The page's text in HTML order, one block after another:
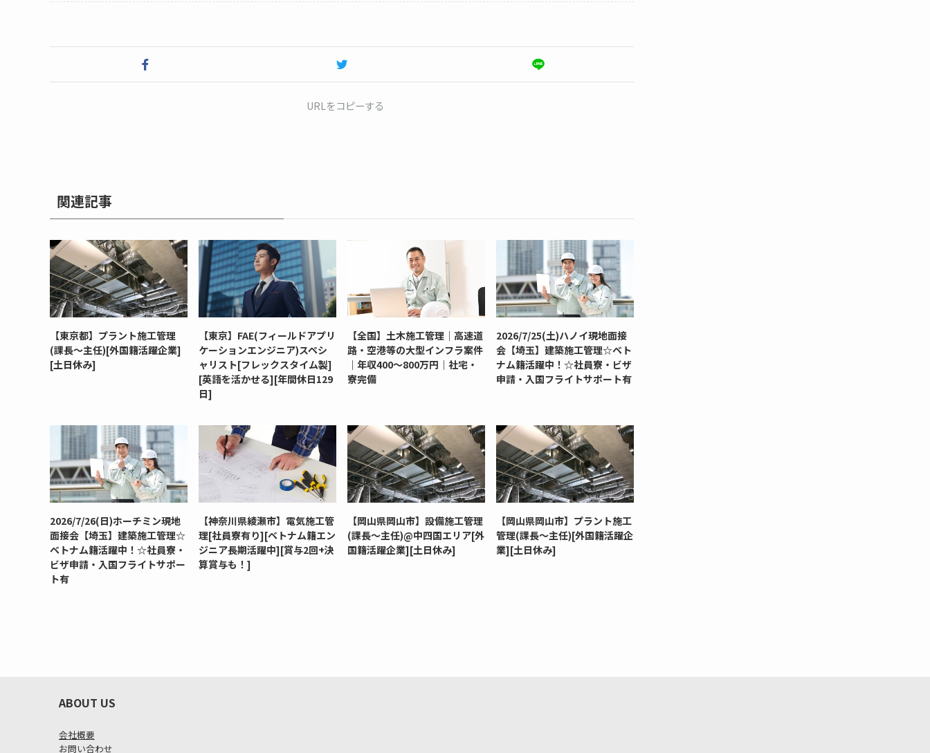
URLをコピーする
関連記事
【東京都】プラント施工管理
(課長～主任)[外国籍活躍企業]
[土日休み]
【東京】FAE(フィールドアプリ
ケーションエンジニア)スペシ
ャリスト[フレックスタイム製]
[英語を活かせる][年間休日129
日]
【全国】土木施工管理｜高速道
路・空港等の大型インフラ案件
｜年収400～800万円｜社宅・
寮完備
2026/7/25(土)ハノイ現地面接
会【埼玉】建築施工管理☆ベト
ナム籍活躍中！☆社員寮・ビザ
申請・入国フライトサポート有
2026/7/26(日)ホーチミン現地
面接会【埼玉】建築施工管理☆
ベトナム籍活躍中！☆社員寮・
ビザ申請・入国フライトサポー
ト有
【神奈川県綾瀬市】電気施工管
理[社員寮有り][ベトナム籍エン
ジニア長期活躍中][賞与2回+決
算賞与も！]
【岡山県岡山市】設備施工管理
(課長～主任)@中四国エリア[外
国籍活躍企業][土日休み]
【岡山県岡山市】プラント施工
管理(課長～主任)[外国籍活躍企
業][土日休み]
ABOUT US
会社概要
お問い合わせ